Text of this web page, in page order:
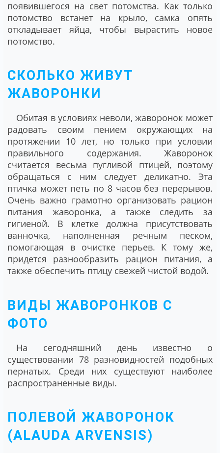
появившегося на свет потомства. Как только
потомство встанет на крыло, самка опять
откладывает яйца, чтобы вырастить новое
потомство.
СКОЛЬКО ЖИВУТ
ЖАВОРОНКИ
Обитая в условиях неволи, жаворонок может
радовать своим пением окружающих на
протяжении 10 лет, но только при условии
правильного содержания. Жаворонок
считается весьма пугливой птицей, поэтому
обращаться с ним следует деликатно. Эта
птичка может петь по 8 часов без перерывов.
Очень важно грамотно организовать рацион
питания жаворонка, а также следить за
гигиеной. В клетке должна присутствовать
ванночка, наполненная речным песком,
помогающая в очистке перьев. К тому же,
придется разнообразить рацион питания, а
также обеспечить птицу свежей чистой водой.
ВИДЫ ЖАВОРОНКОВ С
ФОТО
На сегодняшний день известно о
существовании 78 разновидностей подобных
пернатых. Среди них существуют наиболее
распространенные виды.
ПОЛЕВОЙ ЖАВОРОНОК
(ALAUDA ARVENSIS)